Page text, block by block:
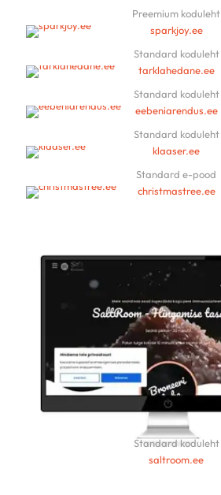
Preemium koduleht
sparkjoy.ee
Standard koduleht
tarklahedane.ee
Standard koduleht
eebeniarendus.ee
Standard koduleht
klaaser.ee
Standard e-pood
christmastree.ee
Standard koduleht
saltroom.ee